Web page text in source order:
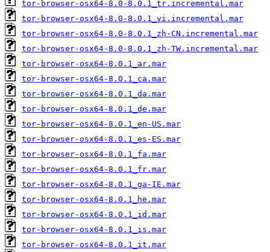
tor-browser-osx64-8.0-8.0.1_tr.incremental.mar
tor-browser-osx64-8.0-8.0.1_vi.incremental.mar
tor-browser-osx64-8.0-8.0.1_zh-CN.incremental.mar
tor-browser-osx64-8.0-8.0.1_zh-TW.incremental.mar
tor-browser-osx64-8.0.1_ar.mar
tor-browser-osx64-8.0.1_ca.mar
tor-browser-osx64-8.0.1_da.mar
tor-browser-osx64-8.0.1_de.mar
tor-browser-osx64-8.0.1_en-US.mar
tor-browser-osx64-8.0.1_es-ES.mar
tor-browser-osx64-8.0.1_fa.mar
tor-browser-osx64-8.0.1_fr.mar
tor-browser-osx64-8.0.1_ga-IE.mar
tor-browser-osx64-8.0.1_he.mar
tor-browser-osx64-8.0.1_id.mar
tor-browser-osx64-8.0.1_is.mar
tor-browser-osx64-8.0.1_it.mar